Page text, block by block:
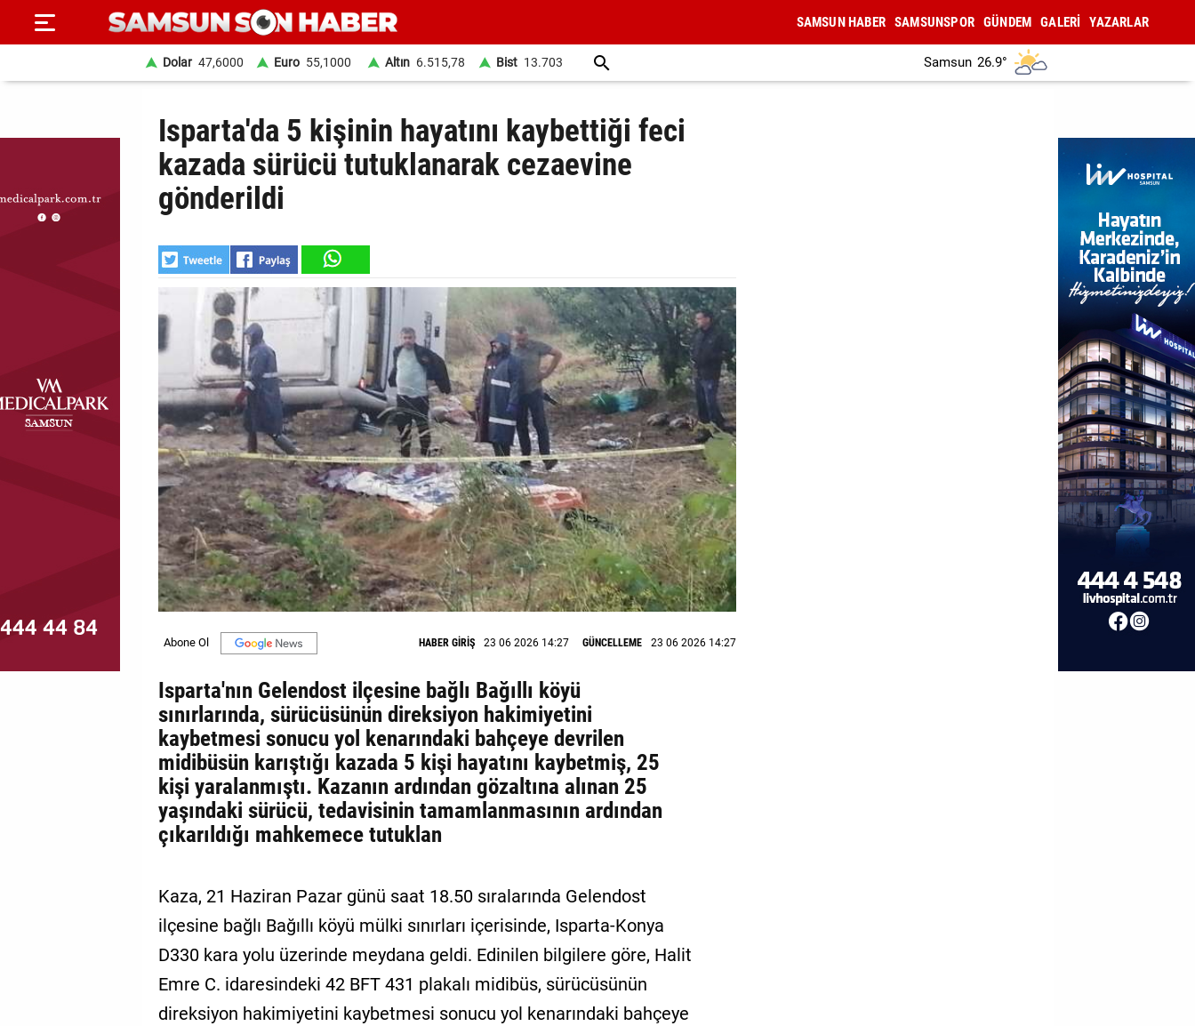
SAYFA
HABER
DÜNYA
MAGAZİN
Künye
İletişim
SAMSUN HABER SAMSUNSPOR GÜNDEM GALERİ YAZARLAR
Dolar 47,6000 Euro 55,1000 Altın 6.515,78 Bist 13.703 Samsun 26.9°
Isparta'da 5 kişinin hayatını kaybettiği feci
kazada sürücü tutuklanarak cezaevine
gönderildi
HABER GİRİŞ 23 06 2026 14:27 GÜNCELLEME 23 06 2026 14:27
Isparta'nın Gelendost ilçesine bağlı Bağıllı köyü
sınırlarında, sürücüsünün direksiyon hakimiyetini
kaybetmesi sonucu yol kenarındaki bahçeye devrilen
midibüsün karıştığı kazada 5 kişi hayatını kaybetmiş, 25
kişi yaralanmıştı. Kazanın ardından gözaltına alınan 25
yaşındaki sürücü, tedavisinin tamamlanmasının ardından
çıkarıldığı mahkemece tutuklan
Kaza, 21 Haziran Pazar günü saat 18.50 sıralarında Gelendost
ilçesine bağlı Bağıllı köyü mülki sınırları içerisinde, Isparta-Konya
D330 kara yolu üzerinde meydana geldi. Edinilen bilgilere göre, Halit
Emre C. idaresindeki 42 BFT 431 plakalı midibüs, sürücüsünün
direksiyon hakimiyetini kaybetmesi sonucu yol kenarındaki bahçeye